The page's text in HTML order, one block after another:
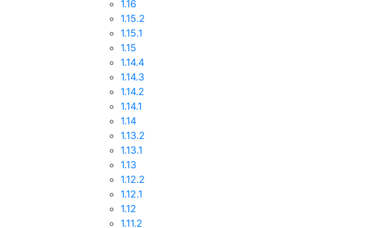
1.16
1.15.2
1.15.1
1.15
1.14.4
1.14.3
1.14.2
1.14.1
1.14
1.13.2
1.13.1
1.13
1.12.2
1.12.1
1.12
1.11.2